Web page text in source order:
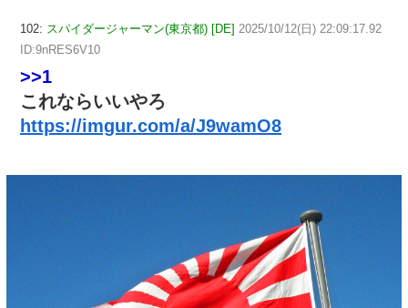
102: スパイダージャーマン(東京都) [DE] 2025/10/12(日) 22:09:17.92
ID:9nRES6V10
>>1
これならいいやろ
https://imgur.com/a/J9wamO8